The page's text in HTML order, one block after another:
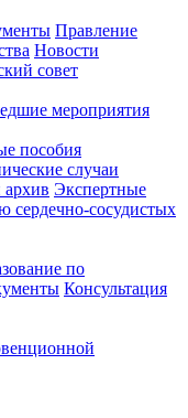
Правление
Новости
совет
мероприятия
пособия
случаи
Экспертные
сердечно-сосудистых
по
Консультация